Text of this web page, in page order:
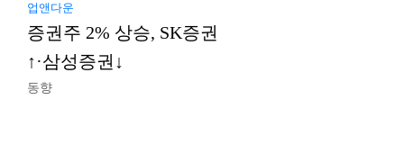
업앤다운
증권주 2% 상승, SK증권
↑·삼성증권↓
동향